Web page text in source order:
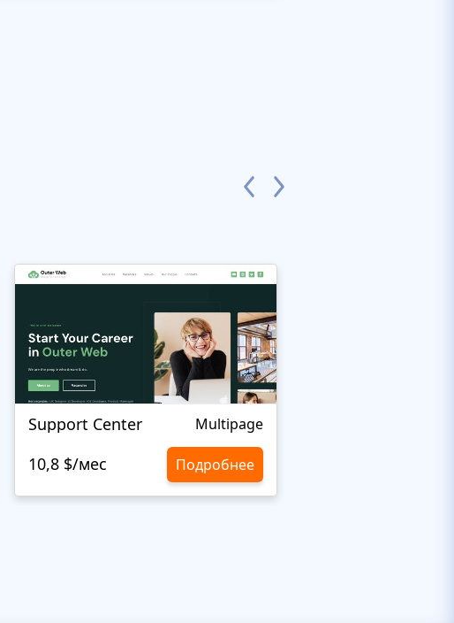
Support Center Multipage
10,8 $/мес Подробнее